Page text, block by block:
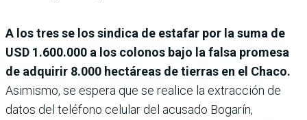
A los tres se los sindica de estafar por la suma de
USD 1.600.000 a los colonos bajo la falsa promesa
de adquirir 8.000 hectáreas de tierras en el Chaco.
Asimismo, se espera que se realice la extracción de
datos del teléfono celular del acusado Bogarín,